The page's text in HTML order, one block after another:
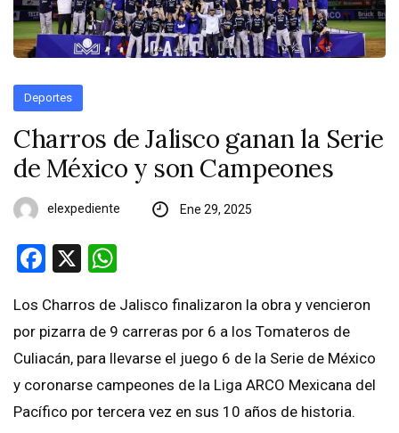
Deportes
Charros de Jalisco ganan la Serie
de México y son Campeones
elexpediente Ene 29, 2025
Facebook
X
Los Charros de Jalisco finalizaron la obra y vencieron
por pizarra de 9 carreras por 6 a los Tomateros de
Culiacán, para llevarse el juego 6 de la Serie de México
y coronarse campeones de la Liga ARCO Mexicana del
Pacífico por tercera vez en sus 10 años de historia.